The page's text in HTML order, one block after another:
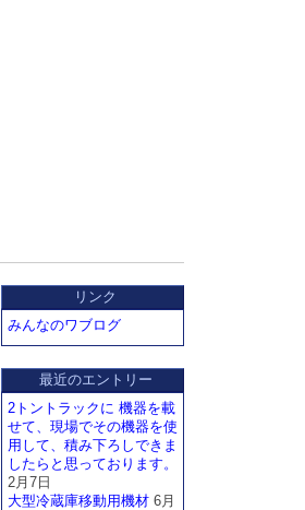
リンク
みんなのワブログ
最近のエントリー
2トントラックに 機器を載
せて、現場でその機器を使
用して、積み下ろしできま
したらと思っております。
2月7日
大型冷蔵庫移動用機材 6月